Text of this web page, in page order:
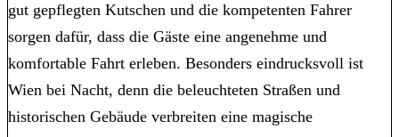
gut gepflegten Kutschen und die kompetenten Fahrer
sorgen dafür, dass die Gäste eine angenehme und
komfortable Fahrt erleben. Besonders eindrucksvoll ist
Wien bei Nacht, denn die beleuchteten Straßen und
historischen Gebäude verbreiten eine magische